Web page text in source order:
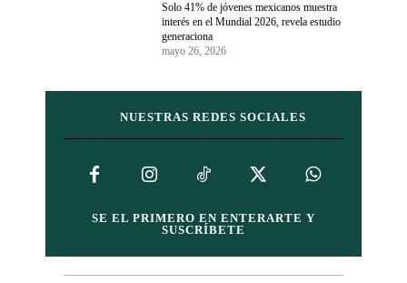
Solo 41% de jóvenes mexicanos muestra
interés en el Mundial 2026, revela estudio
generaciona
mayo 26, 2026
NUESTRAS REDES SOCIALES
SE EL PRIMERO EN ENTERARTE Y
SUSCRÍBETE